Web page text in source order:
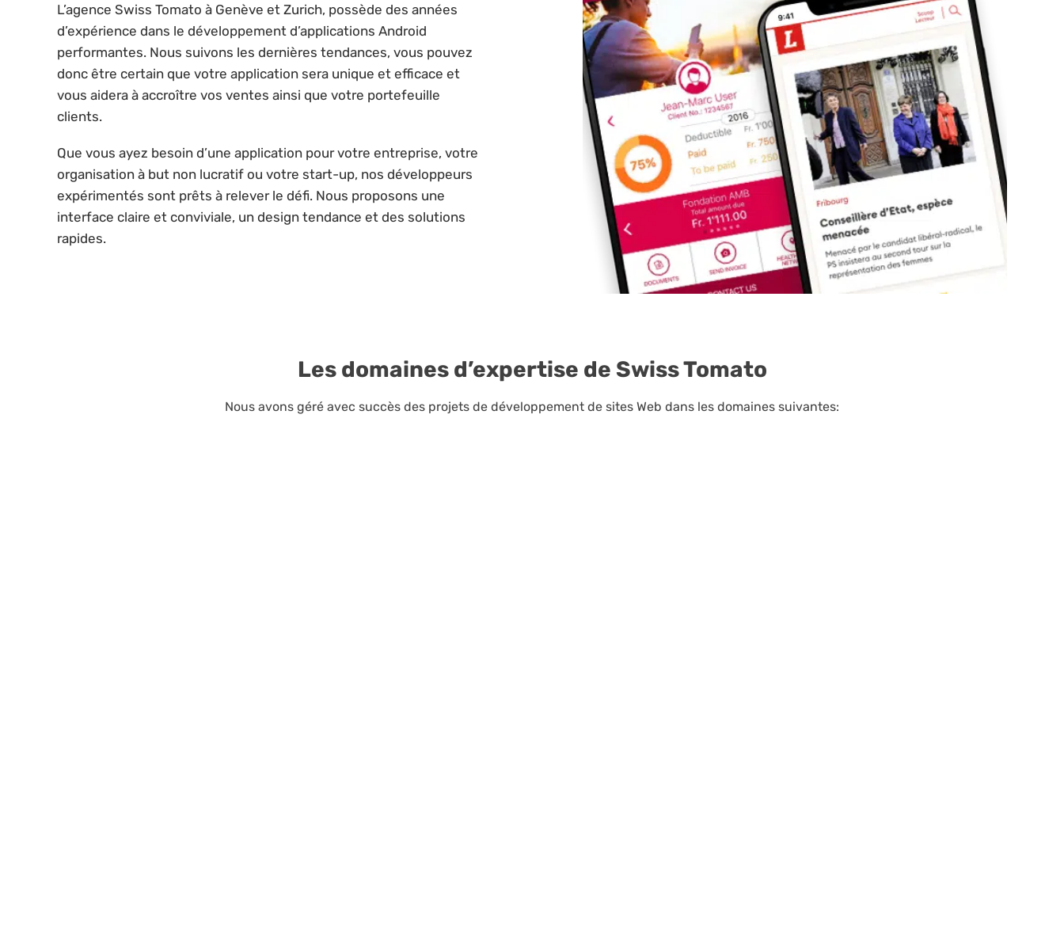
L’agence Swiss Tomato à Genève et Zurich, possède des années
d’expérience dans le développement d’applications Android
performantes. Nous suivons les dernières tendances, vous pouvez
donc être certain que votre application sera unique et efficace et
vous aidera à accroître vos ventes ainsi que votre portefeuille
clients.
Que vous ayez besoin d’une application pour votre entreprise, votre
organisation à but non lucratif ou votre start-up, nos développeurs
expérimentés sont prêts à relever le défi. Nous proposons une
interface claire et conviviale, un design tendance et des solutions
rapides.
Les domaines d’expertise de Swiss Tomato
Nous avons géré avec succès des projets de développement de sites Web dans les domaines suivantes: